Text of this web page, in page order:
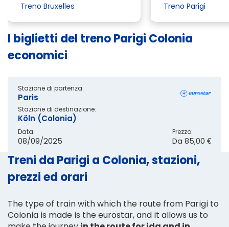
Treno Bruxelles Treno Parigi
I biglietti del treno Parigi Colonia
economici
Stazione di partenza:
Paris
Stazione di destinazione:
Köln (Colonia)
Data:
08/09/2025
Prezzo:
Da 85,00 €
Treni da Parigi a Colonia, stazioni,
prezzi ed orari
The type of train with which the route from Parigi to
Colonia is made is the eurostar, and it allows us to